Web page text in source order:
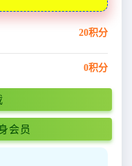
20积分
0积分
会员